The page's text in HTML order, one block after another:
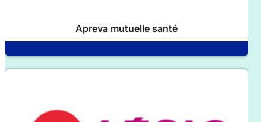
Apreva mutuelle santé